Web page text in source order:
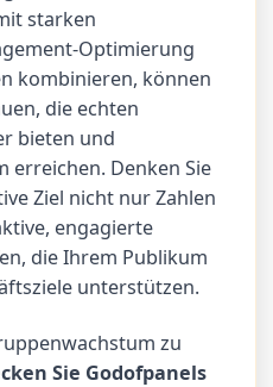
starken
Optimierung
kombinieren, können
die echten
bieten und
erreichen. Denken Sie
Ziel nicht nur Zahlen
engagierte
die Ihrem Publikum
unterstützen.
zu
Sie Godofpanels